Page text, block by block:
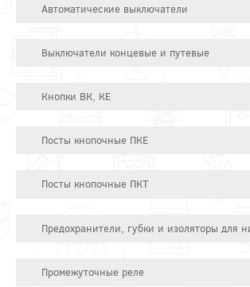
Автоматические выключатели
Выключатели концевые и путевые
Кнопки ВК, КЕ
Посты кнопочные ПКЕ
Посты кнопочные ПКТ
Предохранители, губки и изоляторы для
Промежуточные реле